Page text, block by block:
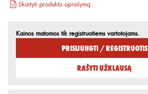
Skaityti produkto aprašymą
Kainos matomos tik registruotiems vartotojams.
Prisijungti / Registruotis
Rašyti užklausą